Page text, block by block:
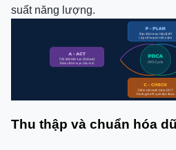
suất năng lượng.
Thu thập và chuẩn hóa